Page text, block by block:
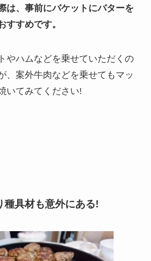
は、事前にバケットにバターを
すすめです。
やハムなどを乗せていただくの
、案外牛肉などを乗せてもマッ
いてみてください!
種具材も意外にある!